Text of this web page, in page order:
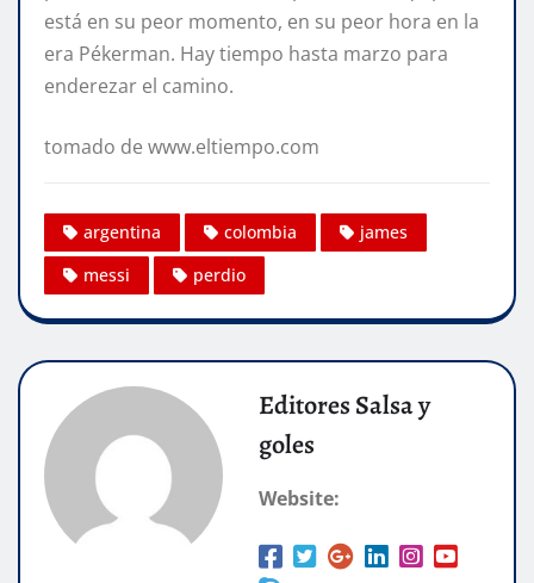
está en su peor momento, en su peor hora en la
era Pékerman. Hay tiempo hasta marzo para
enderezar el camino.
tomado de www.eltiempo.com
argentina colombia
james
messi
perdio
Editores Salsa y
goles
Website: